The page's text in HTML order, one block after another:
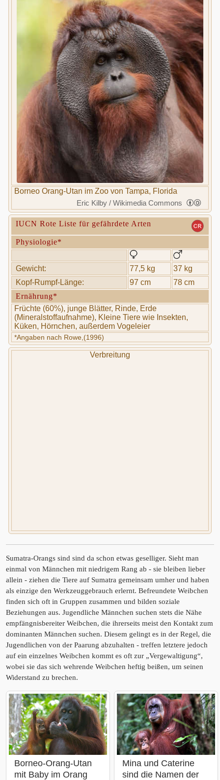
Borneo Orang-Utan im Zoo von Tampa, Florida
Eric Kilby / Wikimedia Commons
IUCN Rote Liste für gefährdete Arten
Physiologie*
Gewicht: 77,5 kg
37 kg
Kopf-Rumpf-Länge:
97 cm
78 cm
Ernährung*
Früchte (60%), junge Blätter, Rinde, Erde
(Mineralstoffaufnahme), Kleine Tiere wie Insekten,
Küken, Hörnchen, außerdem Vogeleier
*Angaben nach Rowe,(1996)
Verbreitung
Sumatra-Orangs sind sind da schon etwas geselliger. Sieht man
einmal von Männchen mit niedrigem Rang ab - sie bleiben lieber
allein - ziehen die Tiere auf Sumatra gemeinsam umher und haben
als einzige den Werkzeuggebrauch erlernt. Befreundete Weibchen
finden sich oft in Gruppen zusammen und bilden soziale
Beziehungen aus. Jugendliche Männchen suchen stets die Nähe
empfängnisbereiter Weibchen, die ihrerseits meist den Kontakt zum
dominanten Männchen suchen. Diesem gelingt es in der Regel, die
Jugendlichen von der Paarung abzuhalten - treffen letztere jedoch
auf ein einzelnes Weibchen kommt es oft zur „Vergewaltigung“,
wobei sie das sich wehrende Weibchen heftig beißen, um seinen
Widerstand zu brechen.
Borneo-Orang-Utan
mit Baby im Orang
Mina und Caterine
sind die Namen der